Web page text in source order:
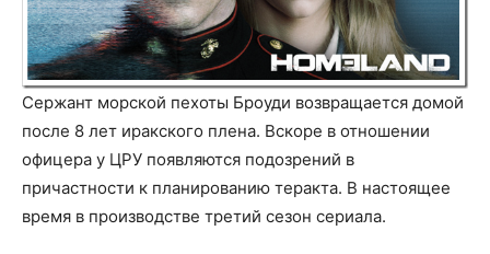
Сержант морской пехоты Броуди возвращается домой
после 8 лет иракского плена. Вскоре в отношении
офицера у ЦРУ появляются подозрений в
причастности к планированию теракта. В настоящее
время в производстве третий сезон сериала.